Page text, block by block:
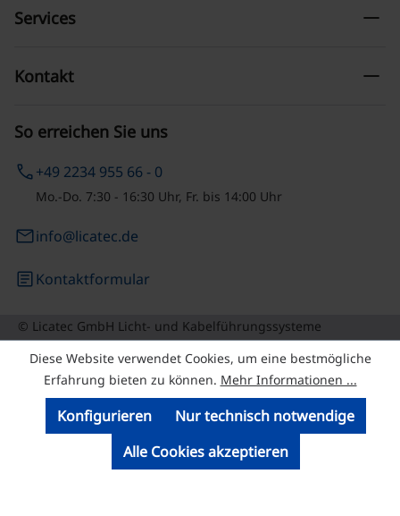
So erreichen Sie uns
phone+49 2234 955 66 - 0
Mo.-Do. 7:30 - 16:30 Uhr, Fr. bis 14:00 Uhr
emailinfo@licatec.de
articleKontaktformular
Services remove
Kontakt remove
© Licatec GmbH Licht- und Kabelführungssysteme
Diese Website verwendet Cookies, um eine bestmögliche
Erfahrung bieten zu können. Mehr Informationen ...
Nur technisch notwendige
Konfigurieren
Alle Cookies akzeptieren